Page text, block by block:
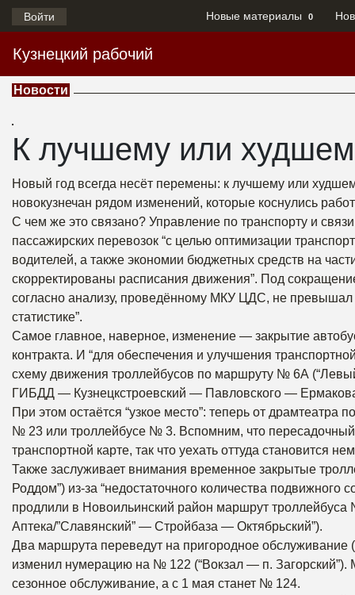
Войти Новые материалы 0
Кузнецкий рабочий
Новости
К лучшему или
Новый год всегда несёт перемены: к лучшему или
новокузнечан рядом изменений, которые коснулись
С чем же это связано? Управление по транспорту и
пассажирских перевозок “с целью оптимизации
водителей, а также экономии бюджетных средств на
скорректированы расписания движения”. Под
согласно анализу, проведённому МКУ ЦДС, не
статистике”.
Самое главное, наверное, изменение — закрытие
контракта. И “для обеспечения и улучшения
схему движения троллейбусов по маршруту № 6А
ГИБДД — Кузнецкстроевский — Павловского —
При этом остаётся “узкое место”: теперь от драмтеатра
№ 23 или троллейбусе № 3. Вспомним, что
транспортной карте, так что уехать оттуда становится
Также заслуживает внимания временное закрытые
Роддом”) из-за “недостаточного количества
продлили в Новоильинский район маршрут
Аптека/”Славянский” — Стройбаза — Октябрьский”).
Два маршрута переведут на пригородное
изменил нумерацию на № 122 (“Вокзал — п.
сезонное обслуживание, а с 1 мая станет № 124.